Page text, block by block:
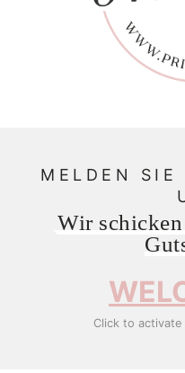
MELDEN SIE
Wir
Click to